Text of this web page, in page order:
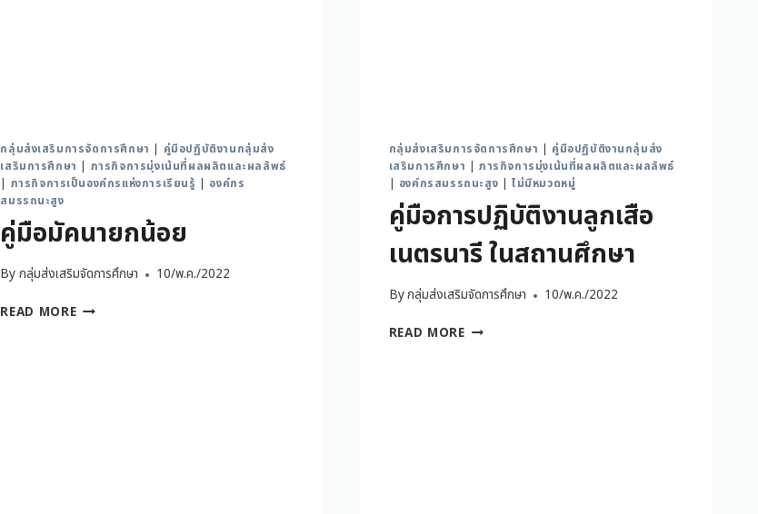
กลุ่มส่งเสริมการจัดการศึกษา | คู่มือปฏิบัติงานกลุ่มส่ง
เสริมการศึกษา | ภารกิจการมุ่งเน้นที่ผลผลิตและผลลัพธ์
| ภารกิจการเป็นองค์กรแห่งการเรียนรู้ | องค์กร
สมรรถนะสูง
คู่มือมัคนายกน้อย
By กลุ่มส่งเสริมจัดการศึกษา 10/พ.ค./2022
READ MORE
กลุ่มส่งเสริมการจัดการศึกษา | คู่มือปฏิบัติงานกลุ่มส่ง
เสริมการศึกษา | ภารกิจการมุ่งเน้นที่ผลผลิตและผลลัพธ์
| องค์กรสมรรถนะสูง | ไม่มีหมวดหมู่
คู่มือการปฏิบัติงานลูกเสือ
เนตรนารี ในสถานศึกษา
Byกลุ่มส่งเสริมจัดการศึกษา 10/พ.ค./2022
READ MORE